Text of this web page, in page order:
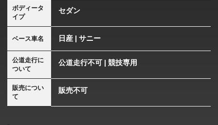
ボディータ
イプ
セダン
ベース車名 日産 | サニー
公道走行に
ついて
公道走行不可 | 競技専用
販売につい
て
販売不可